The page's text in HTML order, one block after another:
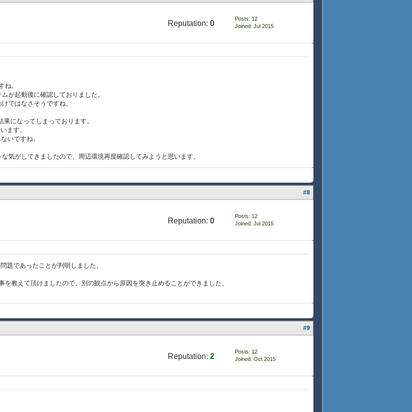
Reputation: 0
Posts: 12
Joined: Jul 2015
ね。
が起動後に確認しておりました。
ではなさそうですね。
になってしまっております。
ます。
いですね。
気がしてきましたので、周辺環境再度確認してみようと思います。
#8
Reputation: 0
Posts: 12
Joined: Jul 2015
題であったことが判明しました。
教えて頂けましたので、別の観点から原因を突き止めることができました。
#9
Reputation: 2
Posts: 12
Joined: Oct 2015